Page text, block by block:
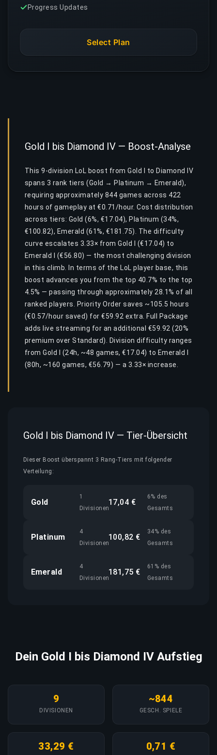
Progress Updates
Select Plan
Gold I bis Diamond IV — Boost-Analyse
This 9-division LoL boost from Gold I to Diamond IV
spans 3 rank tiers (Gold → Platinum → Emerald),
requiring approximately 844 games across 422
hours of gameplay at €0.71/hour. Cost distribution
across tiers: Gold (6%, €17.04), Platinum (34%,
€100.82), Emerald (61%, €181.75). The difficulty
curve escalates 3.33× from Gold I (€17.04) to
Emerald I (€56.80) — the most challenging division
in this climb. In terms of the LoL player base, this
boost advances you from the top 40.7% to the top
4.5% — passing through approximately 28.1% of all
ranked players. Priority Order saves ~105.5 hours
(€0.57/hour saved) for €59.92 extra. Full Package
adds live streaming for an additional €59.92 (20%
premium over Standard). Division difficulty ranges
from Gold I (24h, ~48 games, €17.04) to Emerald I
(80h, ~160 games, €56.79) — a 3.33× increase.
Gold I bis Diamond IV — Tier-Übersicht
Dieser Boost überspannt 3 Rang-Tiers mit folgender
Verteilung:
Gold
1
Divisionen
17,04 €
6% des
Gesamts
Platinum
4
Divisionen
100,82 €
34% des
Gesamts
Emerald
4
Divisionen
181,75 €
61% des
Gesamts
Dein Gold I bis Diamond IV Aufstieg
9
DIVISIONEN
~844
GESCH. SPIELE
33,29 € 0,71 €